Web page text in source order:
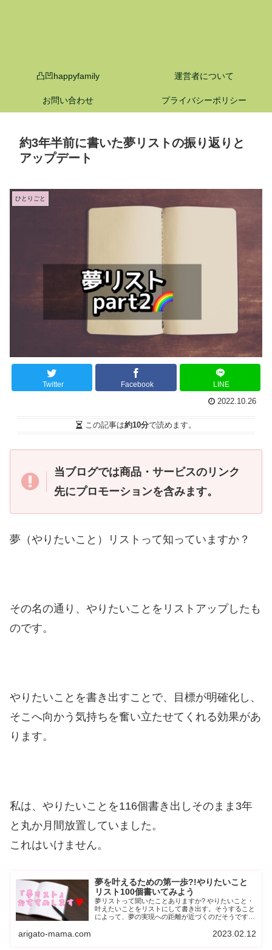
凸凹happyfamily 運営者について
お問い合わせ プライバシーポリシー
約3年半前に書いた夢リストの振り返りと
アップデート
ひとりごと
Twitter Facebook LINE
2022.10.26
この記事は約10分で読めます。
当ブログでは商品・サービスのリンク
先にプロモーションを含みます。
夢（やりたいこと）リストって知っていますか？
その名の通り、やりたいことをリストアップしたも
のです。
やりたいことを書き出すことで、目標が明確化し、
そこへ向かう気持ちを奮い立たせてくれる効果があ
ります。
私は、やりたいことを116個書き出しそのまま3年
と丸か月間放置していました。
これはいけません。
夢を叶えるための第一歩?!やりたいこと
リスト100個書いてみよう
夢リストって聞いたことありますか? やりたいこと・
叶えたいことをリストにして書き出す。そうすること
によって、夢の実現への距離が近づくのだそうです。
arigato-mama.com 2023.02.12